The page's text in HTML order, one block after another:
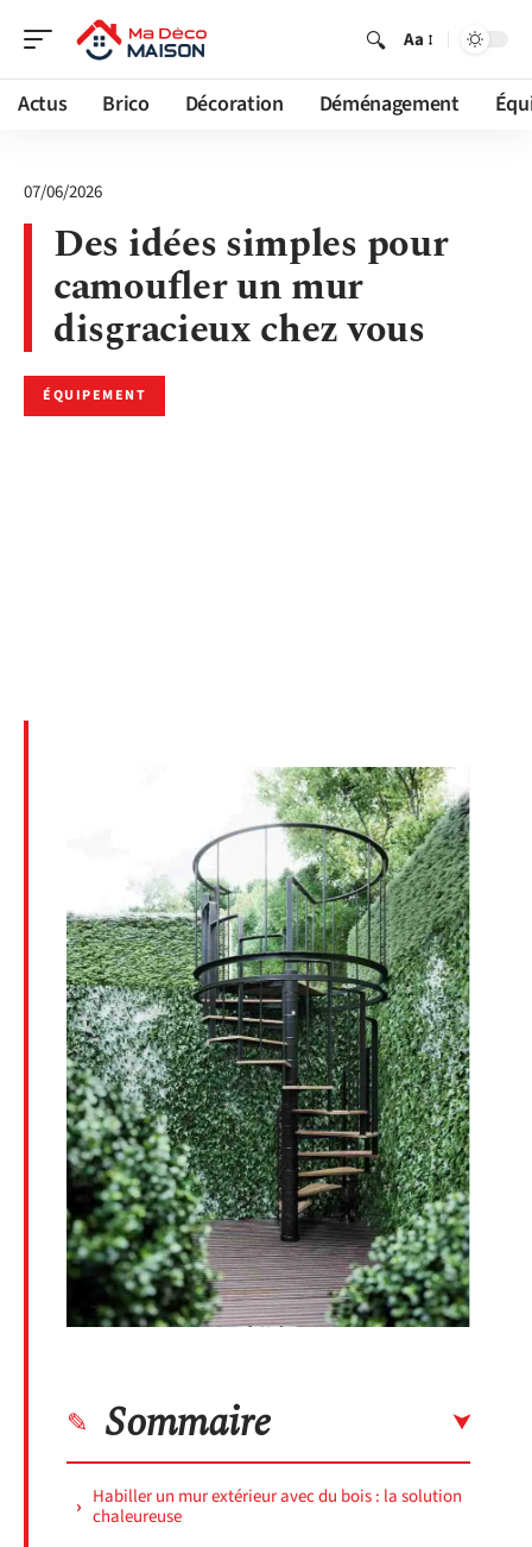
Aa
Actus Brico Décoration Déménagement
07/06/2026
Des idées simples pour
camoufler un mur
disgracieux chez vous
ÉQUIPEMENT
Sommaire
Habiller un mur extérieur avec du bois : la solution
chaleureuse